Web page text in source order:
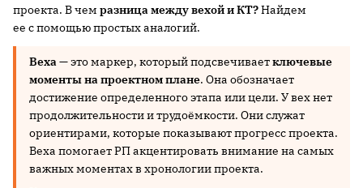
проекта. В чем разница между вехой и КТ?Найдем
ее с помощью простых аналогий.
Веха — это маркер, который подсвечиваетключевые
моменты на проектном плане. Она обозначает
достижение определенного этапа или цели. У вех нет
продолжительности и трудоёмкости. Они служат
ориентирами, которые показывают прогресс проекта.
Веха помогает РП акцентировать внимание на самых
важных моментах в хронологии проекта.